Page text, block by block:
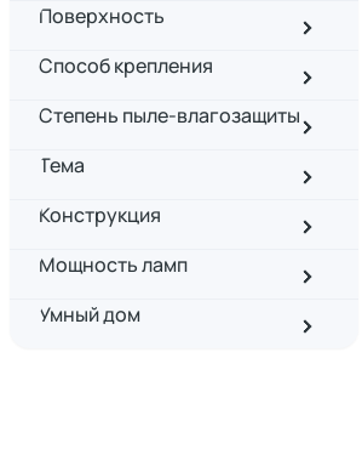
Поверхность
Способ крепления
Степень пыле-влагозащиты
Тема
Конструкция
Мощность ламп
Умный дом